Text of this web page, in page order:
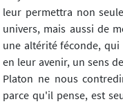
leur permettra non
univers, mais aussi de
une altérité féconde,
en leur avenir, un sens
Platon ne nous
parce qu'il pense, est